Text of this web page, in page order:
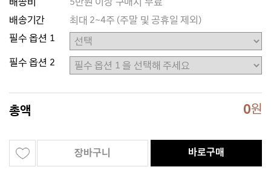
배송기간
최대 2~4주 (주말 및 공휴일 제외)
필수 옵션 1
필수 옵션 2
총액 0원
장바구니 바로구매